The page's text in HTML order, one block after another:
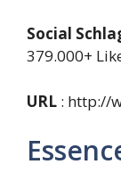
Social
379.000+
URL : http://